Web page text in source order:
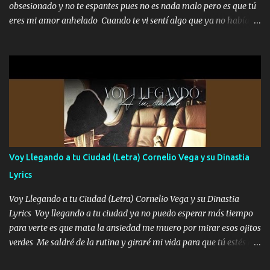
responsable hay rateros envidiosos que no falten mi dios es grande
me cuida de las maldades Pa el equipo aquí le mando un abrazo
obsesionado y no te espantes pues no es nada malo pero es que tú
eres mi amor anhelado Cuando te vi sentí algo que ya no había
cariño de mi alma Que pa febrero vendré frente a ti con mis
preguntas y digas que sí hacernos novios y verte feliz y muy
contenta como yo por ti Música Pregúntame qué es lo que me
enamora pa describirte unas cuantas horas también pregunta que
quiero contigo que seas dichosa al estar conmigo Y ya borracho
contéstame la llamada pa dedicarte unas bonitas palabras así
borracho me animo a decirte todo y puedo describirlo mucho que
me encantes Decirte que me siento muy feliz y emocionado por
tenerte aquí espero que quiera...
Voy Llegando a tu Ciudad (Letra) Cornelio Vega y su Dinastia
Lyrics
Voy Llegando a tu Ciudad (Letra) Cornelio Vega y su Dinastia
Lyrics Voy llegando a tu ciudad ya no puedo esperar más tiempo
para verte es que mata la ansiedad me muero por mirar esos ojitos
verdes Me saldré de la rutina y giraré mi vida para que tú estés en